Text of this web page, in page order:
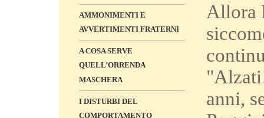
AMMONIMENTI E
AVVERTIMENTI FRATERNI
A COSA SERVE
QUELL’ORRENDA
MASCHERA
I DISTURBI DEL
COMPORTAMENTO
Allora
anni,